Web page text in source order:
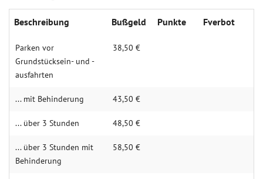
Beschreibung Bußgeld Punkte Fverbot
Parken vor
Grundstücksein- und -
ausfahrten
38,50 €
... mit Behinderung 43,50 €
... über 3 Stunden 48,50 €
... über 3 Stunden mit
Behinderung
58,50 €